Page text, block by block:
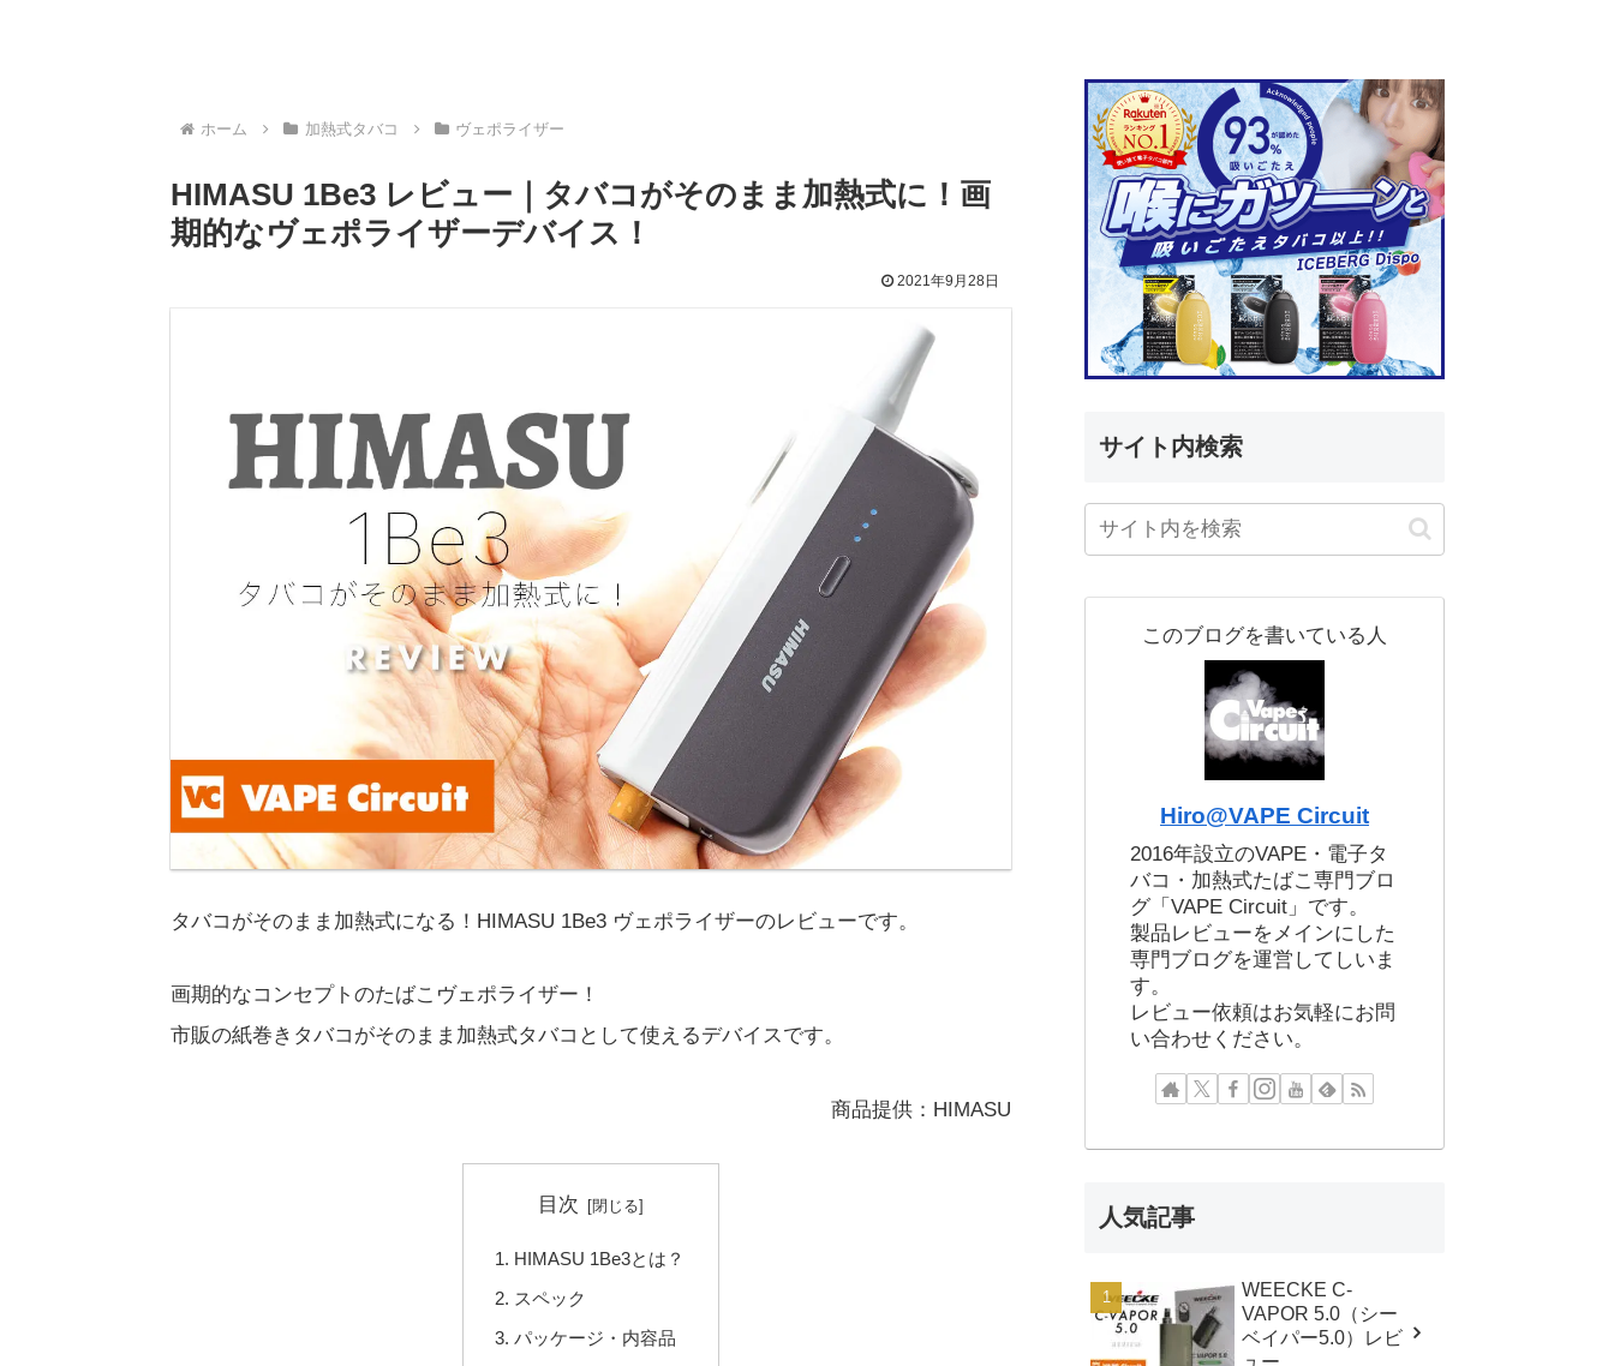
ホーム 加熱式タバコ ヴェポライザー
HIMASU 1Be3 レビュー｜タバコがそのまま加熱式に！画
期的なヴェポライザーデバイス！
2021年9月28日
タバコがそのまま加熱式になる！HIMASU 1Be3 ヴェポライザーのレビューです。
画期的なコンセプトのたばこヴェポライザー！
市販の紙巻きタバコがそのまま加熱式タバコとして使えるデバイスです。
商品提供：HIMASU
目次
HIMASU 1Be3とは？
スペック
パッケージ・内容品
サイト内検索
このブログを書いている人
Hiro@VAPE Circuit
2016年設立のVAPE・電子タ
バコ・加熱式たばこ専門ブロ
グ「VAPE Circuit」です。
製品レビューをメインにした
専門ブログを運営してしいま
す。
レビュー依頼はお気軽にお問
い合わせください。
人気記事
WEECKE C-
VAPOR 5.0（シー
ベイパー5.0）レビ
ュー